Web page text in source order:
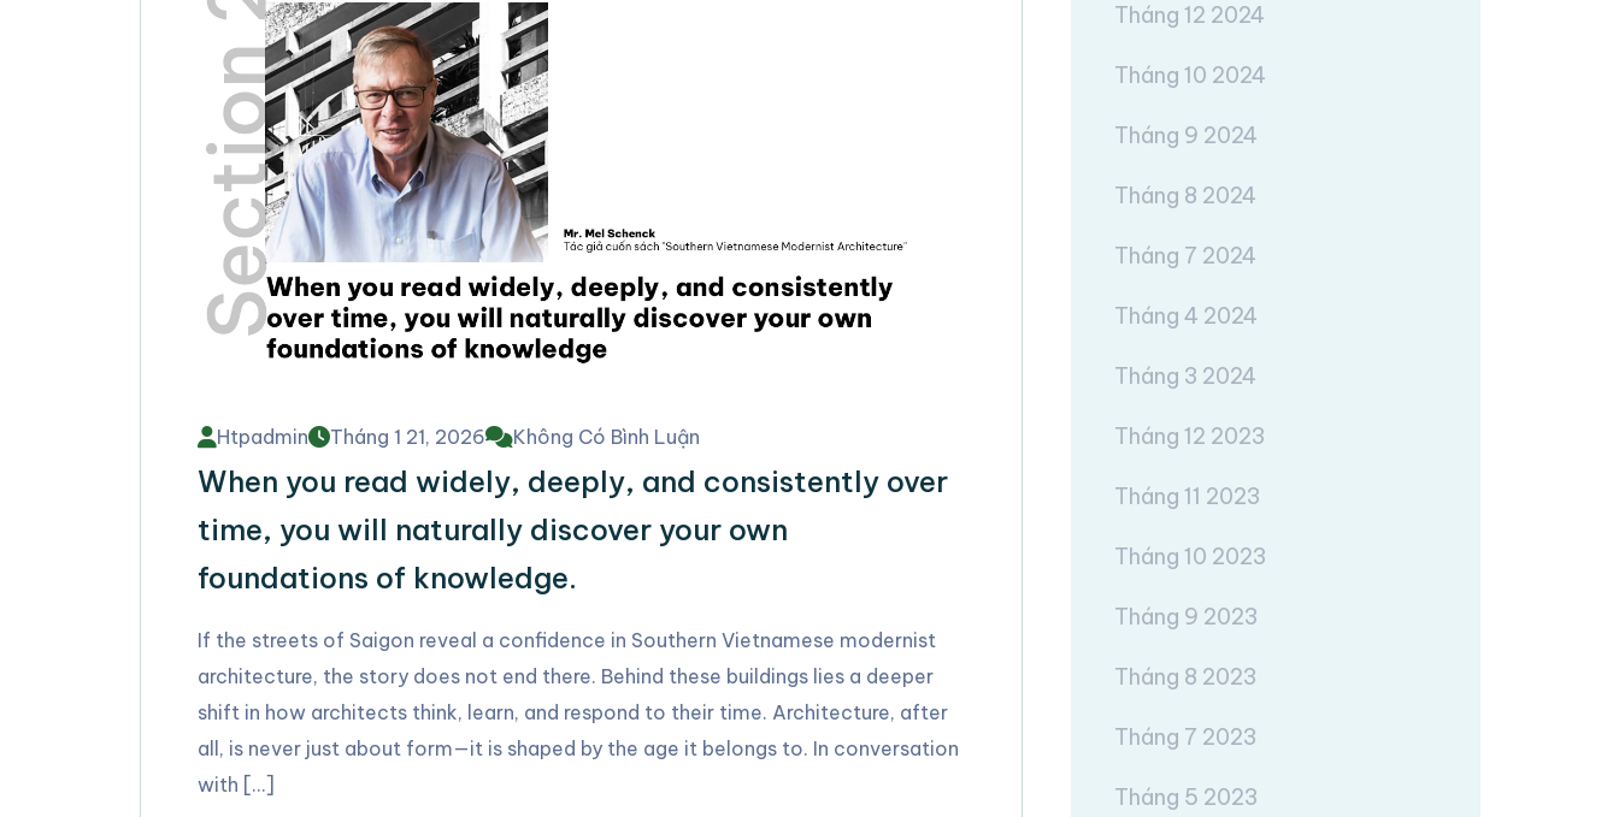
Htpadmin Tháng 1 21, 2026 Không Có Bình Luận
When you read widely, deeply, and consistently over
time, you will naturally discover your own
foundations of knowledge.
If the streets of Saigon reveal a confidence in Southern Vietnamese modernist
architecture, the story does not end there. Behind these buildings lies a deeper
shift in how architects think, learn, and respond to their time. Architecture, after
all, is never just about form—it is shaped by the age it belongs to. In conversation
with […]
Tháng 12 2024
Tháng 10 2024
Tháng 9 2024
Tháng 8 2024
Tháng 7 2024
Tháng 4 2024
Tháng 3 2024
Tháng 12 2023
Tháng 11 2023
Tháng 10 2023
Tháng 9 2023
Tháng 8 2023
Tháng 7 2023
Tháng 5 2023